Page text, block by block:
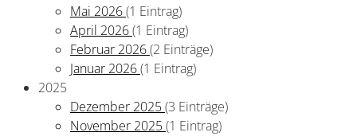
Mai 2026(1 Eintrag)
April 2026(1 Eintrag)
Februar 2026(2 Einträge)
Januar 2026(1 Eintrag)
2025
Dezember 2025(3 Einträge)
November 2025(1 Eintrag)